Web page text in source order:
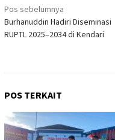
Navigasi
pos
Pos sebelumnya
Burhanuddin Hadiri Diseminasi
RUPTL 2025–2034 di Kendari
POS TERKAIT